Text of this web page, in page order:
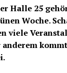
Halle 25
Woche.
viele